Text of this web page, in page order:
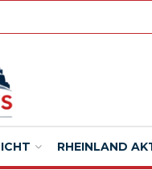
RHEINLAND